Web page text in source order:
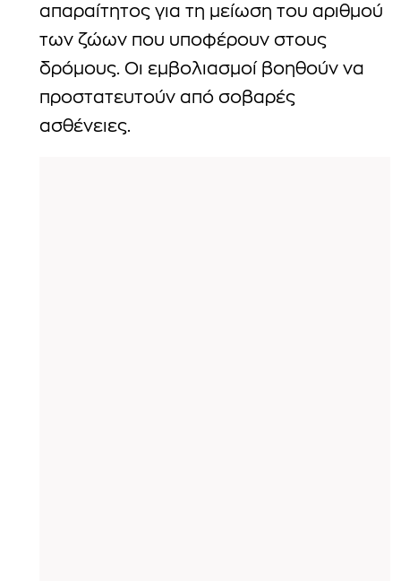
απαραίτητος για τη μείωση του αριθμού
των ζώων που υποφέρουν στους
δρόμους. Οι εμβολιασμοί βοηθούν να
προστατευτούν από σοβαρές
ασθένειες.